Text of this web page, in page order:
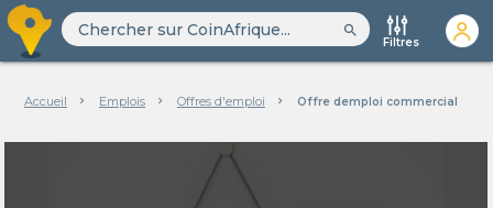
search
Filtres
Accueil Emplois Offres d'emploi Offre demploi commercial